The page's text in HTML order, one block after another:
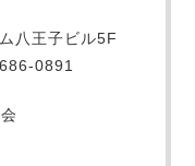
八王子ビル5F
0891